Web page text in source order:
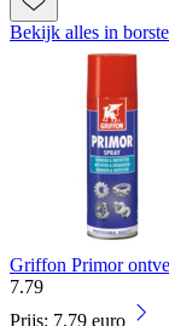
Bekijk alles in
Griffon Primor
7.79
Prijs: 7.79 euro